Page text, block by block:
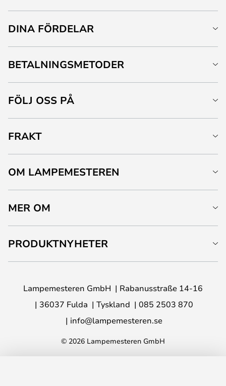
DINA FÖRDELAR
BETALNINGSMETODER
FÖLJ OSS PÅ
FRAKT
OM LAMPEMESTEREN
MER OM
PRODUKTNYHETER
Lampemesteren GmbH
Rabanusstraße 14-16
36037 Fulda
Tyskland
085 2503 870
info@lampemesteren.se
© 2026 Lampemesteren GmbH